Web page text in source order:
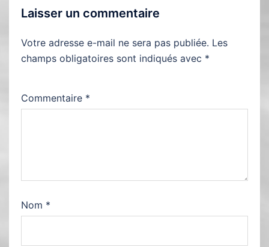
Laisser un commentaire
Votre adresse e-mail ne sera pas publiée. Les
champs obligatoires sont indiqués avec *
Commentaire *
Nom *